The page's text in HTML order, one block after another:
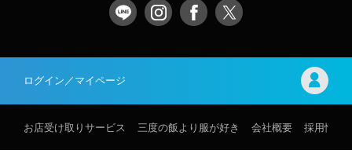
ログイン／マイページ
お店受け取りサービス 三度の飯より服が好き 会社概要 採用情報